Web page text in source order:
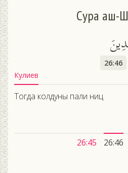
Сура аш-
26:46
Кулиев
Тогда колдуны пали ниц
26:45 26:46